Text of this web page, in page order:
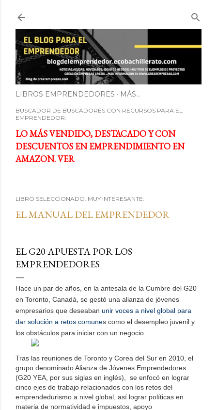
LIBROS EMPRENDEDORES MÁS…
BUSCADOR DE BUSCADORES CON RECURSOS PARA EL
EMPRENDEDOR:
LO MÁS VENDIDO, DESTACADO Y CON
DESCUENTOS EN EMPRENDIMIENTO EN
AMAZON. VER
LIBRO SELECCIONADO. MUY INTERESANTE:
EL MANUAL DEL EMPRENDEDOR
EL G20 APUESTA POR LOS
EMPRENDEDORES
Hace un par de años, en la antesala de la Cumbre del G20
en Toronto, Canadá, se gestó una alianza de jóvenes
empresarios que deseaban unir voces a nivel global para
dar solución a retos comunes como el desempleo juvenil y
los obstáculos para iniciar con un negocio.
Tras las reuniones de Toronto y Corea del Sur en 2010, el
grupo denominado Alianza de Jóvenes Emprendedores
(G20 YEA, por sus siglas en inglés), se enfocó en lograr
cinco ejes de trabajo relacionados con los retos del
emprendedurismo a nivel global, así lograr políticas en
materia de normatividad e impuestos, apoyo